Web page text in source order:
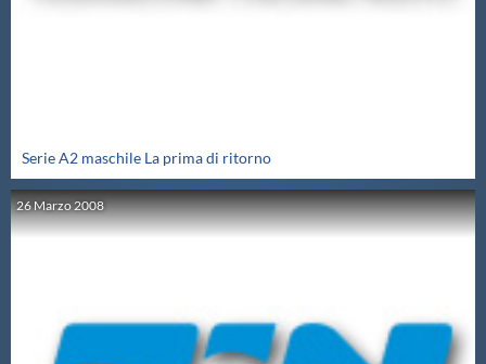
Serie A2 maschile La prima di ritorno
26Marzo2008